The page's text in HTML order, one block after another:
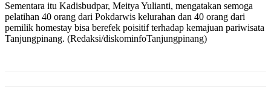
Sementara itu Kadisbudpar, Meitya Yulianti, mengatakan semoga
pelatihan 40 orang dari Pokdarwis kelurahan dan 40 orang dari
pemilik homestay bisa berefek poisitif terhadap kemajuan pariwisata
Tanjungpinang. (Redaksi/diskominfoTanjungpinang)